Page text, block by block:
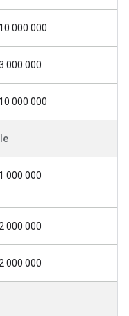
10 000 000
000 000
10 000 000
1 000 000
000 000
000 000